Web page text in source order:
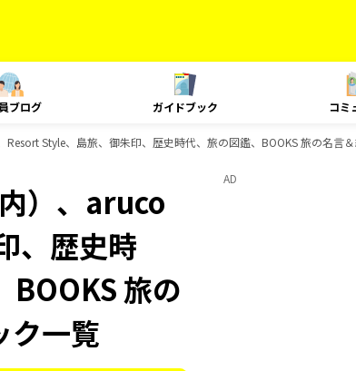
ブログ ガイドブック コミ
Style、島旅、御朱印、歴史時代、旅の図鑑、BOOKS 旅の名言
）、aruco
、歴史時
BOOKS 旅の
ク一覧
AD